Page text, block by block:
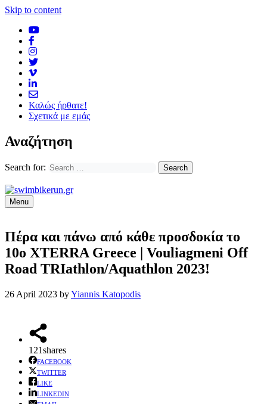
Skip to content
Καλώς ήρθατε!
Σχετικά με εμάς
Αναζήτηση
Search for:
Menu
Πέρα και πάνω από κάθε προσδοκία το
10ο XTERRA Greece | Vouliagmeni Off
Road TRIathlon/Aquathlon 2023!
26 April 2023 byYiannis Katopodis
121shares
FACEBOOK
TWITTER
LIKE
LINKEDIN